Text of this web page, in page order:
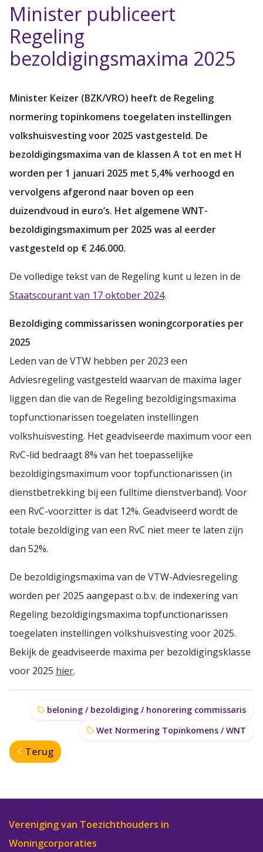
Minister publiceert
Regeling
bezoldigingsmaxima 2025
Minister Keizer (BZK/VRO) heeft de Regeling
normering topinkomens toegelaten instellingen
volkshuisvesting voor 2025 vastgesteld. De
bezoldigingsmaxima van de klassen A tot en met H
worden per 1 januari 2025 met 5,4% verhoogd en
vervolgens afgerond naar boven op een
duizendvoud in euro’s. Het algemene WNT-
bezoldigingsmaximum per 2025 was al eerder
vastgesteld op € 246.000.
De volledige tekst van de Regeling kunt u lezen in de
Staatscourant van 17 oktober 2024.
Bezoldiging commissarissen woningcorporaties per
2025
Leden van de VTW hebben per 2023 een
Adviesregeling vastgesteld waarvan de maxima lager
liggen dan die van de Regeling bezoldigingsmaxima
topfunctionarissen toegelaten instellingen
volkshuisvesting. Het geadviseerde maximum voor een
RvC-lid bedraagt 8% van het toepasselijke
bezoldigingsmaximum voor topfunctionarissen (in
dienstbetrekking bij een fulltime dienstverband). Voor
een RvC-voorzitter is dat 12%. Geadviseerd wordt de
totale bezoldiging van een RvC niet meer te laten zijn
dan 52%.
De bezoldigingsmaxima van de VTW-Adviesregeling
worden per 2025 aangepast o.b.v. de indexering van
Regeling bezoldigingsmaxima topfunctionarissen
toegelaten instellingen volkshuisvesting voor 2025.
Bekijk de geadviseerde maxima per bezoldigingsklasse
voor 2025 hier.
beloning / bezoldiging / honorering commissaris
Wet Normering Topinkomens / WNT
Terug
Vereniging van Toezichthouders in
Woningcorporaties